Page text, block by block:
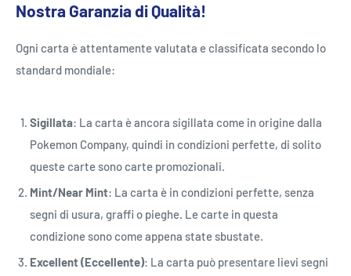
Nostra Garanzia di Qualità!
Ogni carta è attentamente valutata e classificata secondo lo
standard mondiale:
Sigillata: La carta è ancora sigillata come in origine dalla
Pokemon Company, quindi in condizioni perfette, di solito
queste carte sono carte promozionali.
Mint/Near Mint: La carta è in condizioni perfette, senza
segni di usura, graffi o pieghe. Le carte in questa
condizione sono come appena state sbustate.
Excellent (Eccellente): La carta può presentare lievi segni